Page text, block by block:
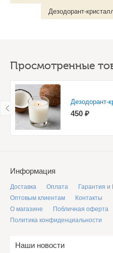
Дезодорант-
Просмотренные
Дезодорант-
450 ₽
Информация
Доставка Оплата Гарантия и
Оптовым клиентам
Контакты
О магазине
Побличная оферта
Политика конфиденциальности
Наши новости